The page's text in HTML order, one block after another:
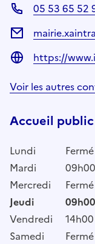
05 53 65 52
https://
Voir les autres
Accueil public
Lundi
Fermé
Mardi
Mercredi
Fermé
Jeudi
Vendredi
Samedi
Fermé